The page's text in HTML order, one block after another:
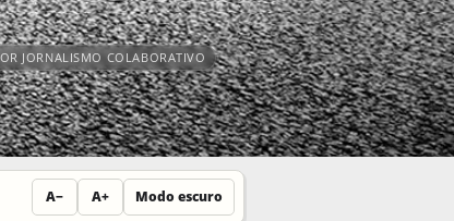
JORNALISMO COLABORATIVO
A− A+ Modo escuro